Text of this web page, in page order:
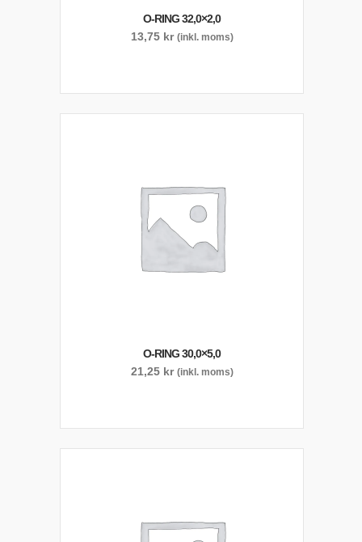
O-RING 32,0×2,0
13,75 kr (inkl. moms)
O-RING 30,0×5,0
21,25 kr (inkl. moms)